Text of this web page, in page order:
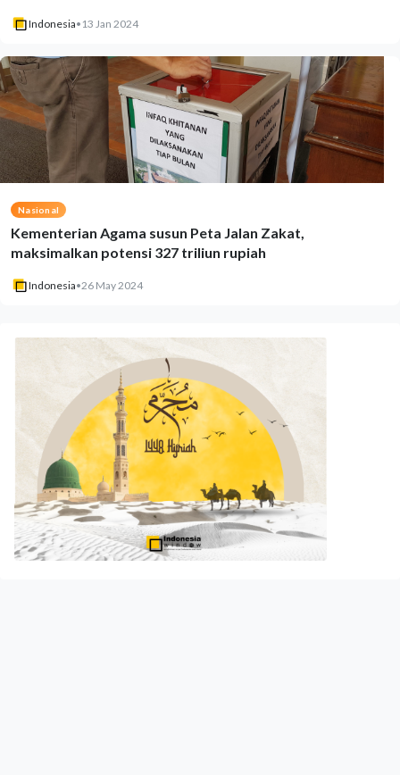
Indonesia• 13 Jan 2024
Nasional
Kementerian Agama susun Peta Jalan Zakat,
maksimalkan potensi 327 triliun rupiah
Indonesia•26 May 2024